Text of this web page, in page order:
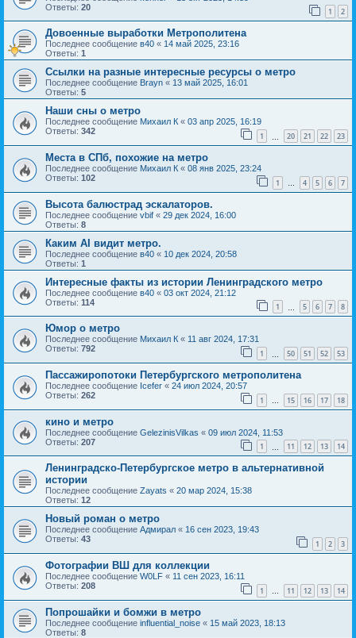
Ответы: 20 1 2
Довоенные выработки Метрополитена
Последнее сообщение в40 « 14 май 2025, 23:16
Ответы: 1
Ссылки на разные интересные ресурсы о метро
Последнее сообщение Brayn « 13 май 2025, 16:01
Ответы: 5
Наши сны о метро
Последнее сообщение Михаил К « 03 апр 2025, 16:19
Ответы: 342 1 20 21 22 23
Места в СПб, похожие на метро
Последнее сообщение Михаил К « 08 янв 2025, 23:24
Ответы: 102 1 … 4 5 6 7
Высота балюстрад эскалаторов.
Последнее сообщение vbif « 29 дек 2024, 16:00
Ответы: 8
Каким AI видит метро.
Последнее сообщение в40 « 10 дек 2024, 20:58
Ответы: 1
Интересные факты из истории Ленинградского метро
Последнее сообщение в40 « 03 окт 2024, 21:12
Ответы: 114 1 5 6 7 8
Юмор о метро
Последнее сообщение Михаил К « 11 авг 2024, 17:31
Ответы: 792 1 50 51 52 53
Пассажиропотоки Петербургского метрополитена
Последнее сообщение Icefer « 24 июл 2024, 20:57
Ответы: 262 1 … 15 16 17 18
кино и метро
Последнее сообщение GelezinisVilkas « 09 июл 2024, 11:53
Ответы: 207 1 11 12 13 14
Ленинградско-Петербургское метро в альтернативной
истории
Последнее сообщение Zayats « 20 мар 2024, 15:38
Ответы: 12
Новый роман о метро
Последнее сообщение Адмирал « 16 сен 2023, 19:43
Ответы: 43 1 2 3
Фотографии ВШ для коллекции
Последнее сообщение W0LF « 11 сен 2023, 16:11
Ответы: 208 1 … 11 12 13 14
Попрошайки и бомжи в метро
Последнее сообщение influential_noise « 15 май 2023, 18:13
Ответы: 8